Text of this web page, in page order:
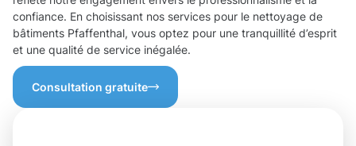
confiance. En choisissant nos services pour le nettoyage de
bâtiments Pfaffenthal, vous optez pour une tranquillité d’esprit
et une qualité de service inégalée.
Consultation gratuite